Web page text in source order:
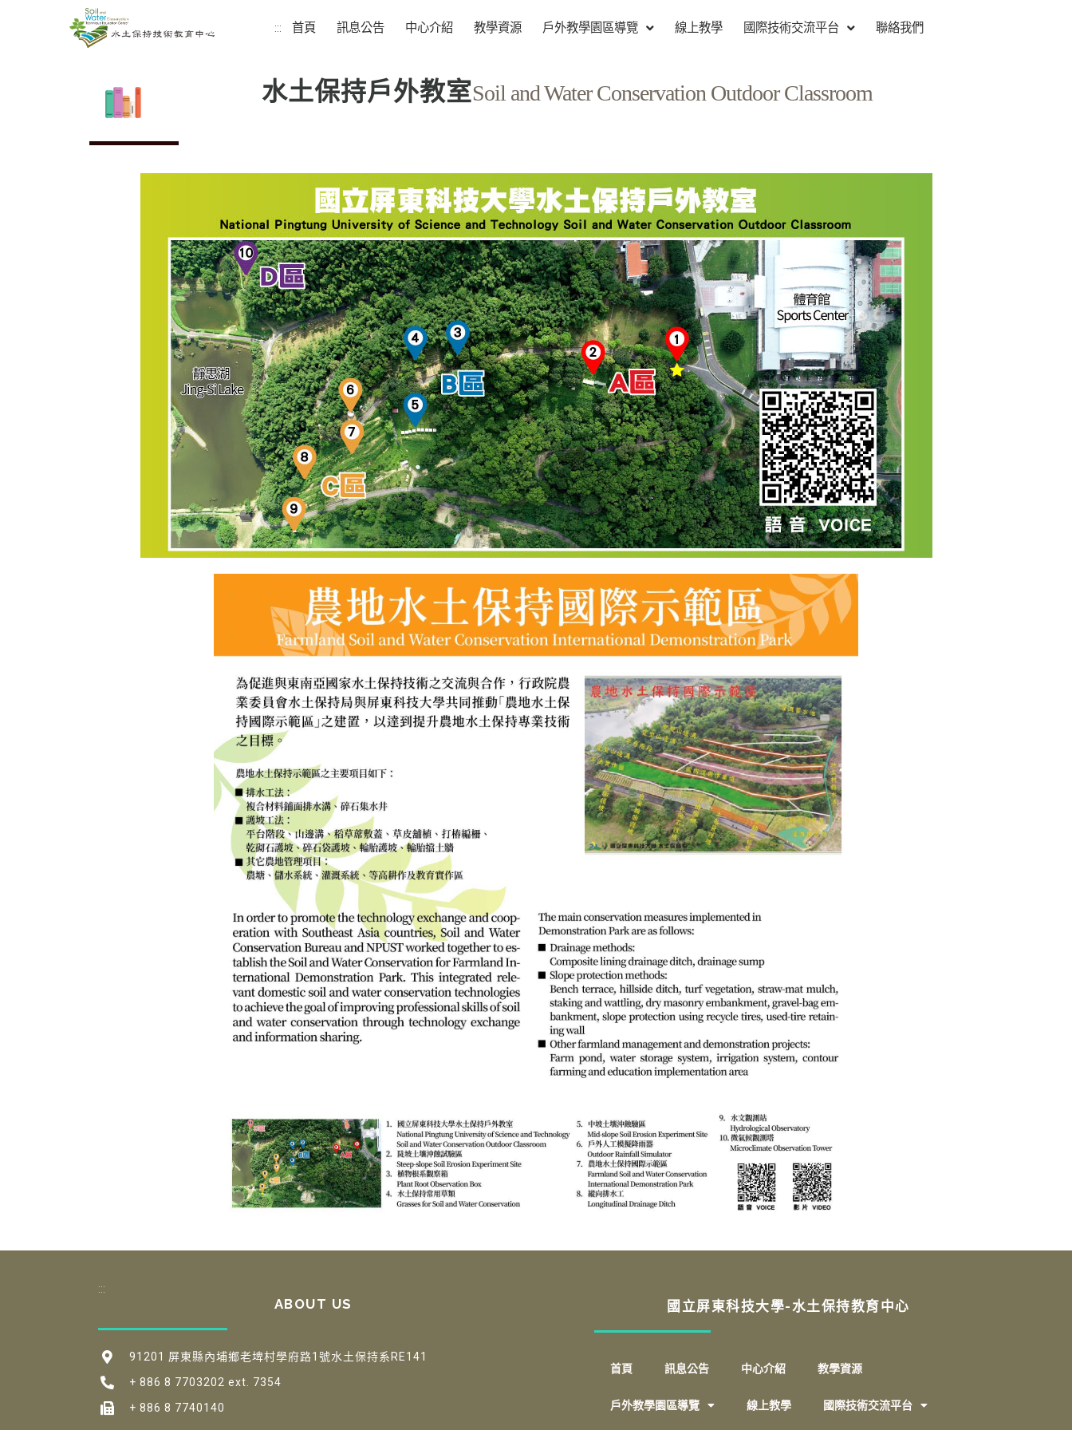
::: 首頁 訊息公告 中心介紹 教學資源 戶外教學園區導覽 線上教學 國際技術交流平台 聯絡我們
水土保持戶外教室Soil and Water Conservation Outdoor Classroom
:::
ABOUT US
91201 屏東縣內埔鄉老埤村學府路1號水土保持系RE141
+ 886 8 7703202 ext. 7354
+ 886 8 7740140
國立屏東科技大學-水土保持教育中心
首頁 訊息公告 中心介紹 教學資源
戶外教學園區導覽 線上教學 國際技術交流平台